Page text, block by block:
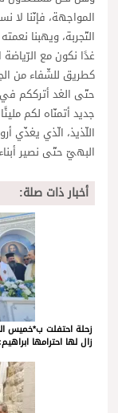
المواجهة، فإنّنا لا
التّجربة، ويهبنا
غدًا نكون مع
كطريق للشّفاء من
حتّى الغد أترككم في
جديد أتمنّاه لكم
اللّذيذ، الّذي يغذّي
البهيّ حتّى نصير
أخبار ذات صلة:
زحلة احتفلت ب*خميس
زال لها احترامها